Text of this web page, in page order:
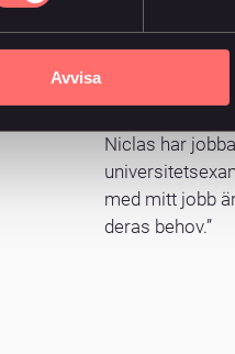
Avvisa
Niclas har
med mitt jobb
deras behov.”